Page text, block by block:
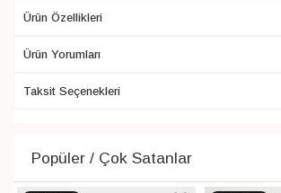
Ürün Özellikleri
Ürün Yorumları
Taksit Seçenekleri
Popüler / Çok Satanlar